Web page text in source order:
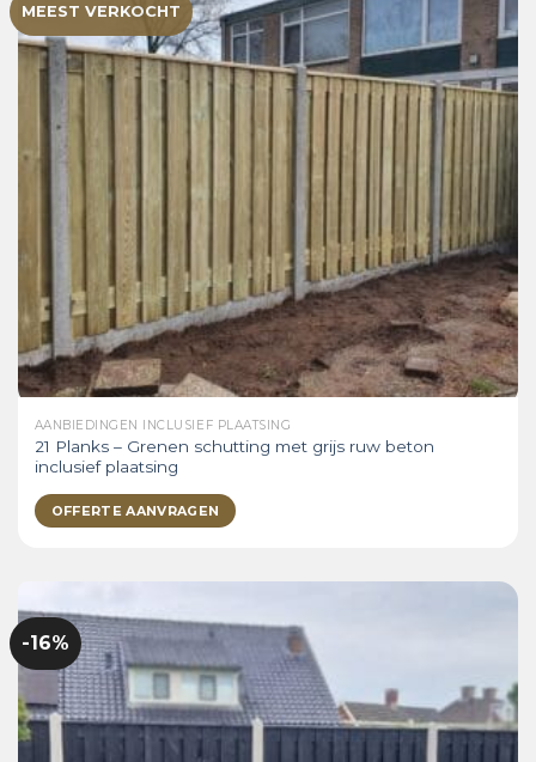
MEEST VERKOCHT
AANBIEDINGEN INCLUSIEF PLAATSING
21 Planks – Grenen schutting met grijs ruw beton
inclusief plaatsing
OFFERTE AANVRAGEN
-16%